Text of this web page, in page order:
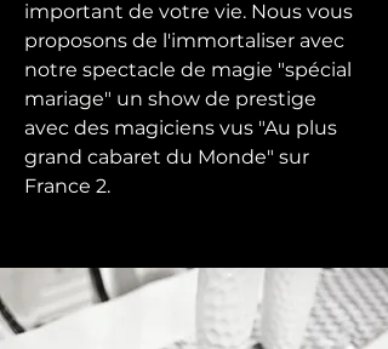
important de votre vie. Nous vous
proposons de l'immortaliser avec
notre spectacle de magie "spécial
mariage" un show de prestige
avec des magiciens vus "Au plus
grand cabaret du Monde" sur
France 2.